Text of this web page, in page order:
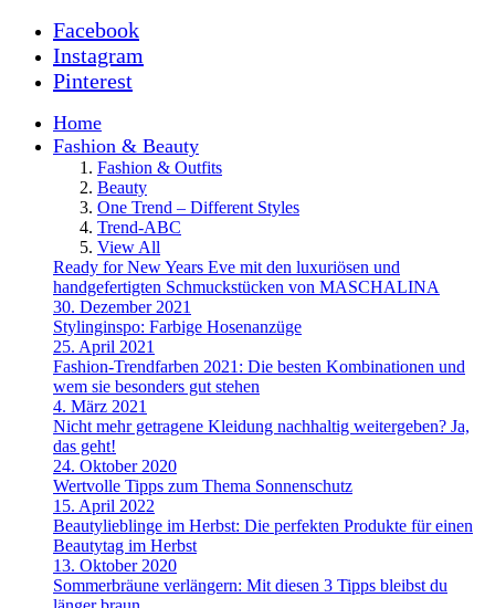
Facebook
Instagram
Pinterest
Home
Fashion & Beauty
Fashion & Outfits
Beauty
One Trend – Different Styles
Trend-ABC
View All
Ready for New Years Eve mit den luxuriösen und
handgefertigten Schmuckstücken von MASCHALINA
30. Dezember 2021
Stylinginspo: Farbige Hosenanzüge
25. April 2021
Fashion-Trendfarben 2021: Die besten Kombinationen und
wem sie besonders gut stehen
4. März 2021
Nicht mehr getragene Kleidung nachhaltig weitergeben? Ja,
das geht!
24. Oktober 2020
Wertvolle Tipps zum Thema Sonnenschutz
15. April 2022
Beautylieblinge im Herbst: Die perfekten Produkte für einen
Beautytag im Herbst
13. Oktober 2020
Sommerbräune verlängern: Mit diesen 3 Tipps bleibst du